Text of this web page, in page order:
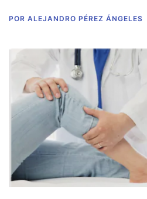
POR ALEJANDRO PÉREZ ÁNGELES